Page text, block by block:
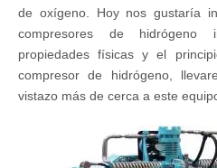
de oxígeno. Hoy nos gustaría
compresores de hidrógeno
propiedades físicas y el
compresor de hidrógeno,
vistazo más de cerca a este